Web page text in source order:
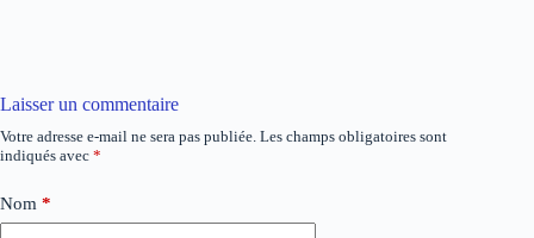
Laisser un commentaire
Votre adresse e-mail ne sera pas publiée. Les champs obligatoires sont
indiqués avec *
Nom *